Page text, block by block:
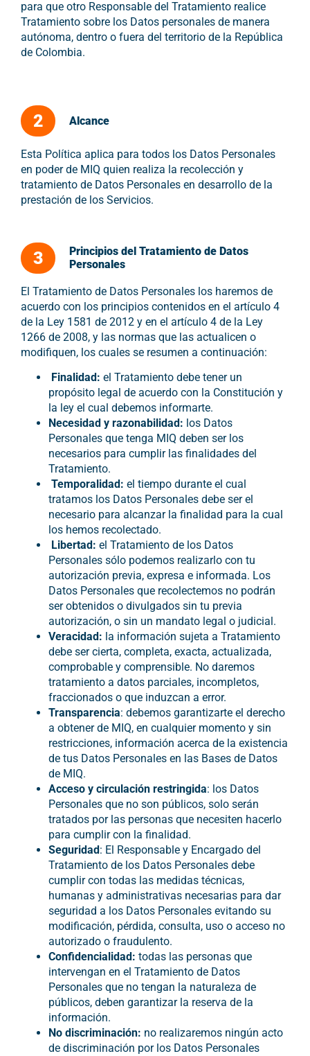
para que otro Responsable del Tratamiento realice
Tratamiento sobre los Datos personales de manera
autónoma, dentro o fuera del territorio de la República
de Colombia.
2 Alcance
Esta Política aplica para todos los Datos Personales
en poder de MIQ quien realiza la recolección y
tratamiento de Datos Personales en desarrollo de la
prestación de los Servicios.
3
Principios del Tratamiento de Datos
Personales
El Tratamiento de Datos Personales los haremos de
acuerdo con los principios contenidos en el artículo 4
de la Ley 1581 de 2012 y en el artículo 4 de la Ley
1266 de 2008, y las normas que las actualicen o
modifiquen, los cuales se resumen a continuación:
Finalidad: el Tratamiento debe tener un
propósito legal de acuerdo con la Constitución y
la ley el cual debemos informarte.
Necesidad y razonabilidad: los Datos
Personales que tenga MIQ deben ser los
necesarios para cumplir las finalidades del
Tratamiento.
Temporalidad: el tiempo durante el cual
tratamos los Datos Personales debe ser el
necesario para alcanzar la finalidad para la cual
los hemos recolectado.
Libertad: el Tratamiento de los Datos
Personales sólo podemos realizarlo con tu
autorización previa, expresa e informada. Los
Datos Personales que recolectemos no podrán
ser obtenidos o divulgados sin tu previa
autorización, o sin un mandato legal o judicial.
Veracidad: la información sujeta a Tratamiento
debe ser cierta, completa, exacta, actualizada,
comprobable y comprensible. No daremos
tratamiento a datos parciales, incompletos,
fraccionados o que induzcan a error.
Transparencia: debemos garantizarte el derecho
a obtener de MIQ, en cualquier momento y sin
restricciones, información acerca de la existencia
de tus Datos Personales en las Bases de Datos
de MIQ.
Acceso y circulación restringida: los Datos
Personales que no son públicos, solo serán
tratados por las personas que necesiten hacerlo
para cumplir con la finalidad.
Seguridad : El Responsable y Encargado del
Tratamiento de los Datos Personales debe
cumplir con todas las medidas técnicas,
humanas y administrativas necesarias para dar
seguridad a los Datos Personales evitando su
modificación, pérdida, consulta, uso o acceso no
autorizado o fraudulento.
Confidencialidad: todas las personas que
intervengan en el Tratamiento de Datos
Personales que no tengan la naturaleza de
públicos, deben garantizar la reserva de la
información.
No discriminación: no realizaremos ningún acto
de discriminación por los Datos Personales